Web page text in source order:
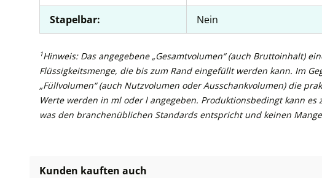
Stapelbar: Nein
1Hinweis: Das angegebene „Gesamtvolumen“ (auch Bruttoinhalt)
Flüssigkeitsmenge, die bis zum Rand eingefüllt werden kann. Im
„Füllvolumen“ (auch Nutzvolumen oder Ausschankvolumen) die
Werte werden in ml oder l angegeben. Produktionsbedingt kann es
was den branchenüblichen Standards entspricht und keinen
Kunden kauften auch